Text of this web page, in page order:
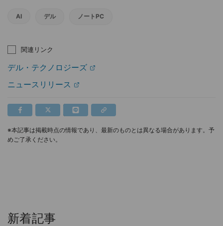
AI デル ノートPC
関連リンク
デル・テクノロジーズ
ニュースリリース
※本記事は掲載時点の情報であり、最新のものとは異なる場合があります。予
めご了承ください。
新着記事